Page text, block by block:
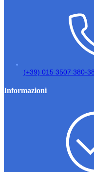
(+39) 015 3507 380-
Informazioni